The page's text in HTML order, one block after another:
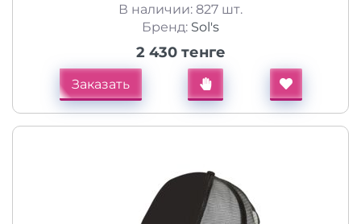
В наличии: 827 шт.
Бренд: Sol's
2 430 тенге
Заказать